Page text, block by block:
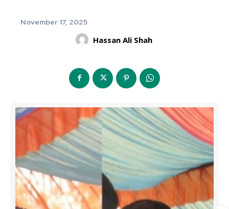
November 17, 2025
Hassan Ali Shah